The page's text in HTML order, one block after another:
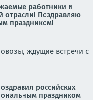
работники и
отрасли! Поздравляю
праздником!
ждущие встречи с
российских
праздником